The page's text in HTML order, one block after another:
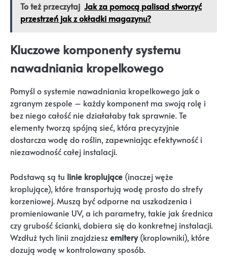
To też przeczytaj Jak za pomocą palisad stworzyć
przestrzeń jak z okładki magazynu?
Kluczowe komponenty systemu
nawadniania kropelkowego
Pomyśl o systemie nawadniania kropelkowego jak o
zgranym zespole – każdy komponent ma swoją rolę i
bez niego całość nie działałaby tak sprawnie. Te
elementy tworzą spójną sieć, która precyzyjnie
dostarcza wodę do roślin, zapewniając efektywność i
niezawodność całej instalacji.
Podstawą są tu linie kroplujące (inaczej węże
kroplujące), które transportują wodę prosto do strefy
korzeniowej. Muszą być odporne na uszkodzenia i
promieniowanie UV, a ich parametry, takie jak średnica
czy grubość ścianki, dobiera się do konkretnej instalacji.
Wzdłuż tych linii znajdzieszemitery(kroplowniki), które
dozują wodę w kontrolowany sposób.